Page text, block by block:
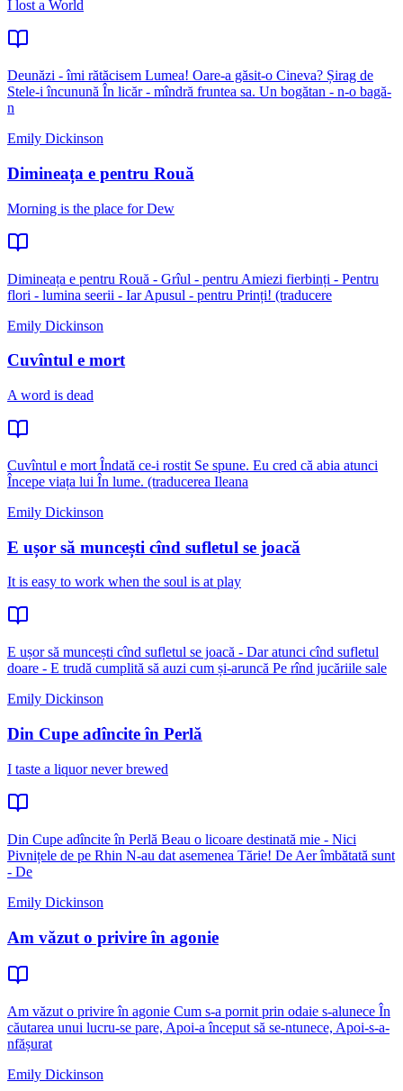
I lost a World
Deunăzi - îmi rătăcisem Lumea! Oare-a găsit-o Cineva? Șirag de
Stele-i încunună În licăr - mîndră fruntea sa. Un bogătan - n-o bagă-
n
Emily Dickinson
Dimineața e pentru Rouă
Morning is the place for Dew
Dimineața e pentru Rouă - Grîul - pentru Amiezi fierbinți - Pentru
flori - lumina seerii - Iar Apusul - pentru Prinți! (traducere
Emily Dickinson
Cuvîntul e mort
A word is dead
Cuvîntul e mort Îndată ce-i rostit Se spune. Eu cred că abia atunci
Începe viața lui În lume. (traducerea Ileana
Emily Dickinson
E ușor să muncești cînd sufletul se joacă
It is easy to work when the soul is at play
E ușor să muncești cînd sufletul se joacă - Dar atunci cînd sufletul
doare - E trudă cumplită să auzi cum și-aruncă Pe rînd jucăriile sale
Emily Dickinson
Din Cupe adîncite în Perlă
I taste a liquor never brewed
Din Cupe adîncite în Perlă Beau o licoare destinată mie - Nici
Pivnițele de pe Rhin N-au dat asemenea Tărie! De Aer îmbătată sunt
- De
Emily Dickinson
Am văzut o privire în agonie
Am văzut o privire în agonie Cum s-a pornit prin odaie s-alunece În
căutarea unui lucru-se pare, Apoi-a început să se-ntunece, Apoi-s-a-
nfășurat
Emily Dickinson